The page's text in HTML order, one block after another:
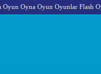
Oyun Oyna Oyun Oyunlar Flash